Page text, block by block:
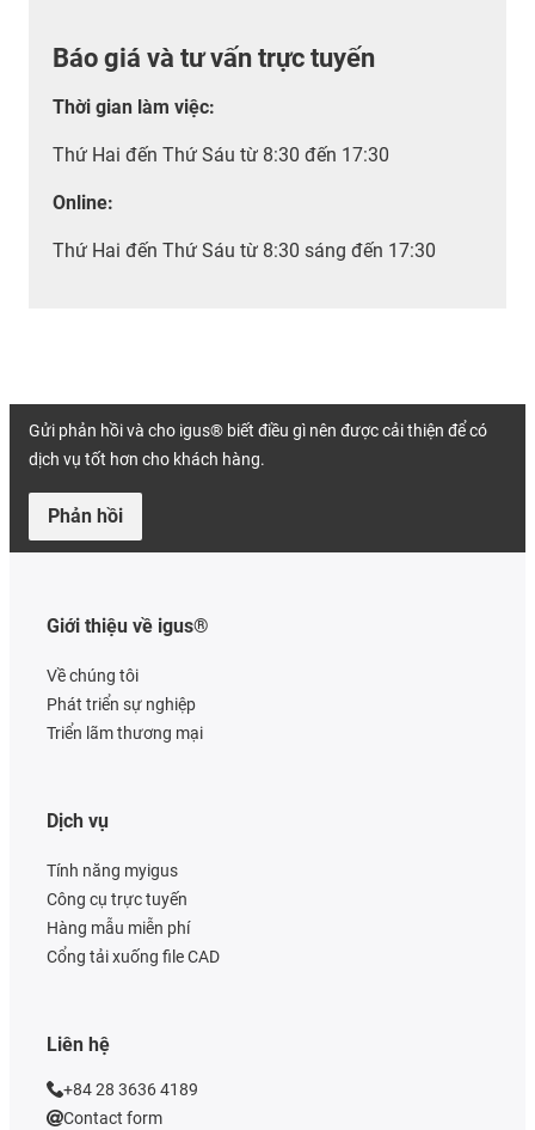
Báo giá và tư vấn trực tuyến
Thời gian làm việc:
Thứ Hai đến Thứ Sáu từ 8:30 đến 17:30
Online:
Thứ Hai đến Thứ Sáu từ 8:30 sáng đến 17:30
Gửi phản hồi và cho igus® biết điều gì nên được cải thiện để có
dịch vụ tốt hơn cho khách hàng.
Phản hồi
Giới thiệu về igus®
Về chúng tôi
Phát triển sự nghiệp
Triển lãm thương mại
Dịch vụ
Tính năng myigus
Công cụ trực tuyến
Hàng mẫu miễn phí
Cổng tải xuống file CAD
Liên hệ
+84 28 3636 4189
Contact form